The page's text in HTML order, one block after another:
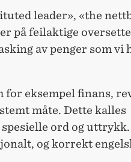
leader», «the
på feilaktige
av penger som vi
for eksempel finans,
måte. Dette kalles
ord og
og korrekt